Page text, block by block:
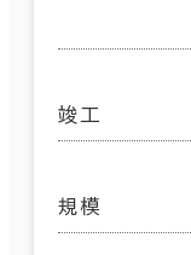
竣工
規模